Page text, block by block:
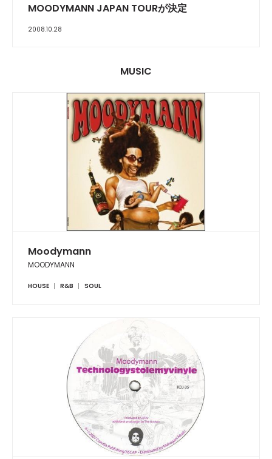
MOODYMANN JAPAN TOURが決定
2008.10.28
MUSIC
Moodymann
MOODYMANN
HOUSE R&B SOUL